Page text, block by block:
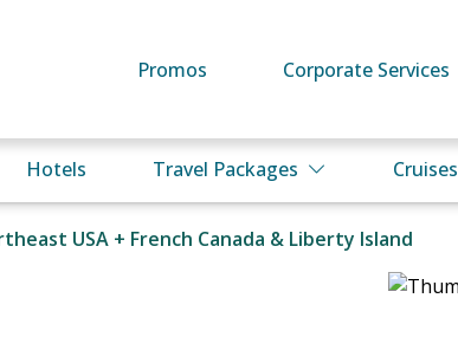
Promos Corporate Services
Hotels Travel Packages Cruises
USA + French Canada & Liberty Island